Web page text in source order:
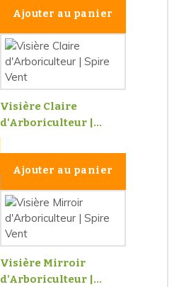
Ajouter au panier
Visière Claire
d'Arboriculteur |...
Ajouter au panier
Visière Mirroir
d'Arboriculteur |...